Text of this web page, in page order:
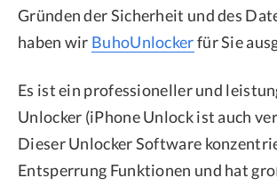
Gründen der Sicherheit und des
haben wir BuhoUnlockerfür Sie
Es ist ein professioneller und
Unlocker (iPhone Unlock ist auch
Dieser Unlocker Software
Entsperrung Funktionen und hat